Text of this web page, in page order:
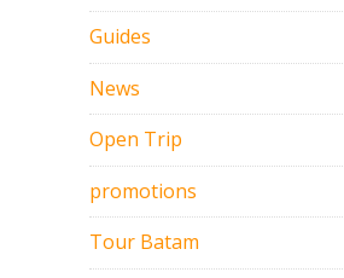
Guides
News
Open Trip
promotions
Tour Batam